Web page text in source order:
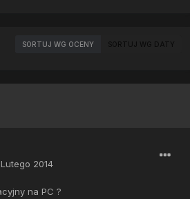
SORTUJ WG OCENY SORTUJ WG DATY
2014
na PC ?